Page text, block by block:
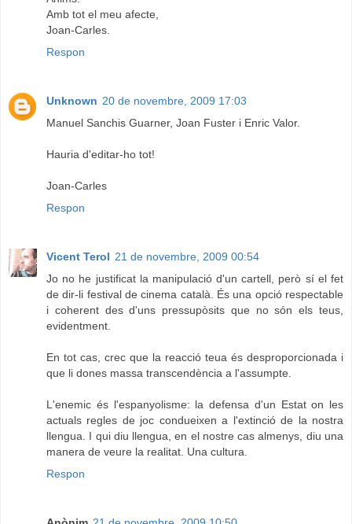
Amb tot el meu afecte,
Joan-Carles.
Respon
Unknown 20 de novembre, 2009 17:03
Manuel Sanchis Guarner, Joan Fuster i Enric Valor.
Hauria d'editar-ho tot!
Joan-Carles
Respon
Vicent Terol 21 de novembre, 2009 00:54
Jo no he justificat la manipulació d'un cartell, però sí el fet
de dir-li festival de cinema català. És una opció respectable
i coherent des d'uns pressupòsits que no són els teus,
evidentment.
En tot cas, crec que la reacció teua és desproporcionada i
que li dones massa transcendència a l'assumpte.
L'enemic és l'espanyolisme: la defensa d'un Estat on les
actuals regles de joc condueixen a l'extinció de la nostra
llengua. I qui diu llengua, en el nostre cas almenys, diu una
manera de veure la realitat. Una cultura.
Respon